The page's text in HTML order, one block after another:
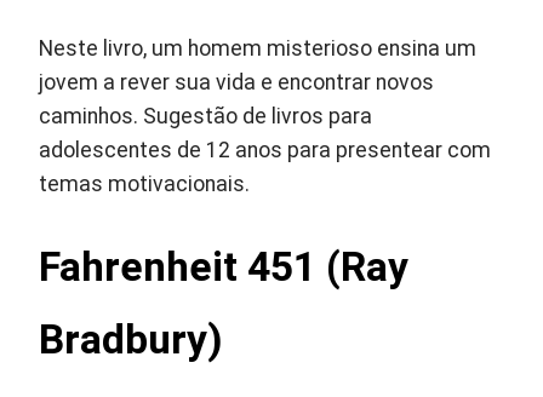
Neste livro, um homem misterioso ensina um
jovem a rever sua vida e encontrar novos
caminhos. Sugestão de livros para
adolescentes de 12 anos para presentear com
temas motivacionais.
Fahrenheit 451 (Ray
Bradbury)